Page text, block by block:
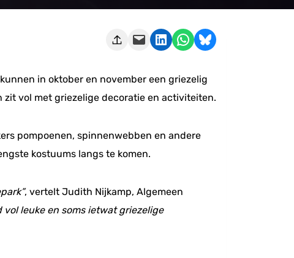
Deze pagina e-mailen Delen op LinkedIn Delen via WhatsApp Share on Bluesky
in oktober en november een griezelig
zit vol met griezelige decoratie en activiteiten.
pompoenen, spinnenwebben en andere
kostuums langs te komen.
, vertelt Judith Nijkamp, Algemeen
vol leuke en soms ietwat griezelige